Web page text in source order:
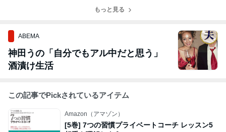
もっと見る
ABEMA
神田うの「自分でもアル中だと思う」
酒漬け生活
この記事でPickされているアイテム
Amazon（アマゾン）
[5巻] 7つの習慣プライベートコーチ レッスン5